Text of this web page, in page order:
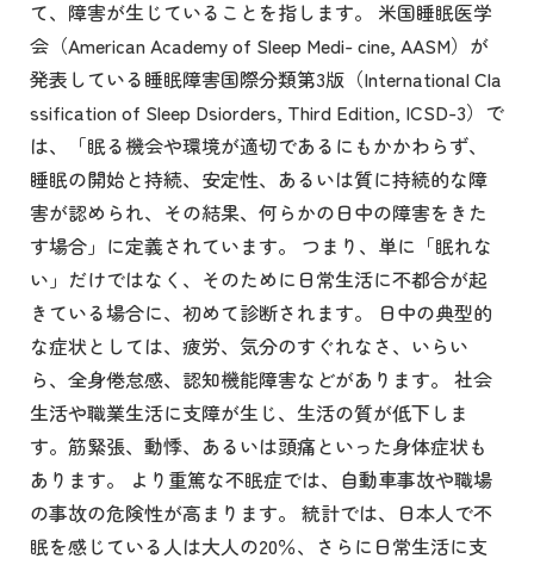
て、障害が生じていることを指します。 米国睡眠医学
会（American Academy of Sleep Medi- cine, AASM）が
発表している睡眠障害国際分類第3版（International Cla
ssification of Sleep Dsiorders, Third Edition, ICSD-3）で
は、「眠る機会や環境が適切であるにもかかわらず、
睡眠の開始と持続、安定性、あるいは質に持続的な障
害が認められ、その結果、何らかの日中の障害をきた
す場合」に定義されています。 つまり、単に「眠れな
い」だけではなく、そのために日常生活に不都合が起
きている場合に、初めて診断されます。 日中の典型的
な症状としては、疲労、気分のすぐれなさ、いらい
ら、全身倦怠感、認知機能障害などがあります。 社会
生活や職業生活に支障が生じ、生活の質が低下しま
す。筋緊張、動悸、あるいは頭痛といった身体症状も
あります。 より重篤な不眠症では、自動車事故や職場
の事故の危険性が高まります。 統計では、日本人で不
眠を感じている人は大人の20％、さらに日常生活に支